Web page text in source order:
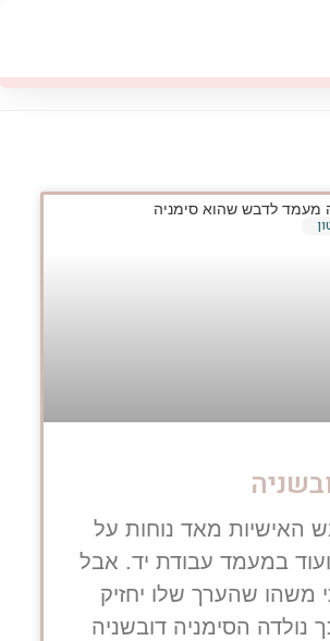
האישיות מאד נוחות על
במעמד עבודת יד. אבל
משהו שהערך שלו יחזיק
נולדה הסימניה דובשניה